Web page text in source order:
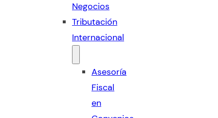
Negocios
Tributación
Internacional
Asesoría
Fiscal
en